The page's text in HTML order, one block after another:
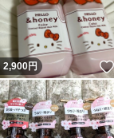
2,900円